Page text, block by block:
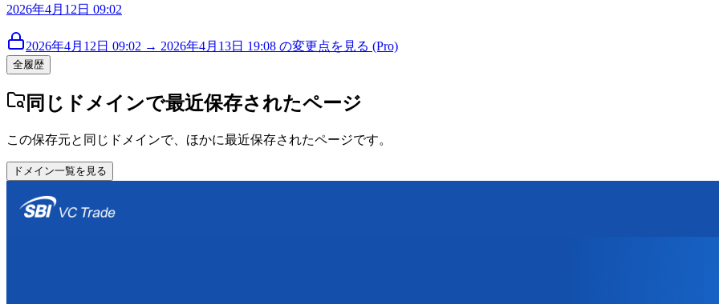
2026年4月12日 09:02
2026年4月12日 09:02 → 2026年4月13日 19:08 の変更点を見る (Pro)
全履歴
同じドメインで最近保存されたページ
この保存元と同じドメインで、ほかに最近保存されたページです。
ドメイン一覧を見る